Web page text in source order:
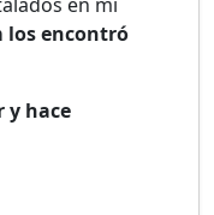
los encontró
y hace